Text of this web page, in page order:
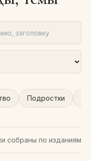
Подростки
собраны по изданиям